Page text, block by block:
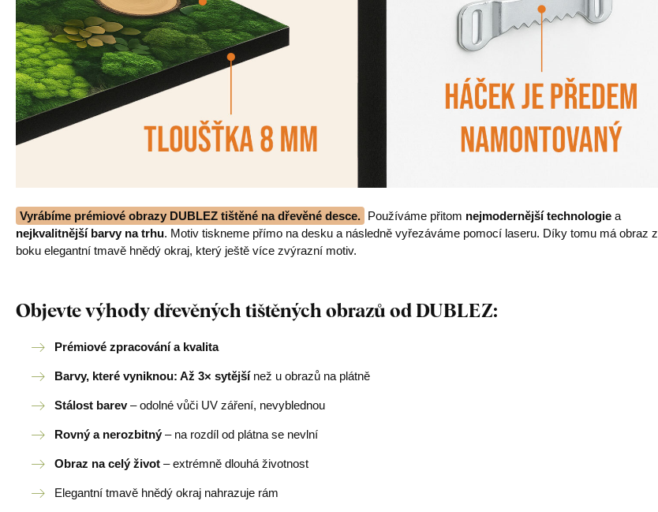
Vyrábíme prémiové obrazy DUBLEZ tištěné na dřevěné desce. Používáme přitom nejmodernější technologie a
nejkvalitnější barvy na trhu. Motiv tiskneme přímo na desku a následně vyřezáváme pomocí laseru. Díky tomu má obraz z
boku elegantní tmavě hnědý okraj, který ještě více zvýrazní motiv.
Objevte výhody dřevěných tištěných obrazů od DUBLEZ:
Prémiové zpracování a kvalita
Barvy, které vyniknou: Až 3× sytějšínež u obrazů na plátně
Stálost barev– odolné vůči UV záření, nevyblednou
Rovný a nerozbitný – na rozdíl od plátna se nevlní
Obraz na celý život – extrémně dlouhá životnost
Elegantní tmavě hnědý okraj nahrazuje rám